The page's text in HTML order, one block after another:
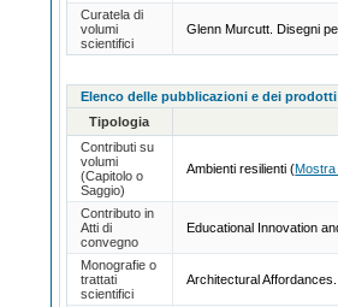
Curatela di
volumi
scientifici
Glenn Murcutt. Disegni
Elenco delle pubblicazioni e dei
Tipologia
Contributi su
volumi
(Capitolo o
Saggio)
Ambienti resilienti(Mostra
Contributo in
Atti di
convegno
Educational Innovation
Monografie o
trattati
scientifici
Architectural